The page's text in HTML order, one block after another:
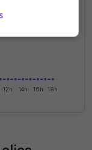
12h 14h 16h 18h